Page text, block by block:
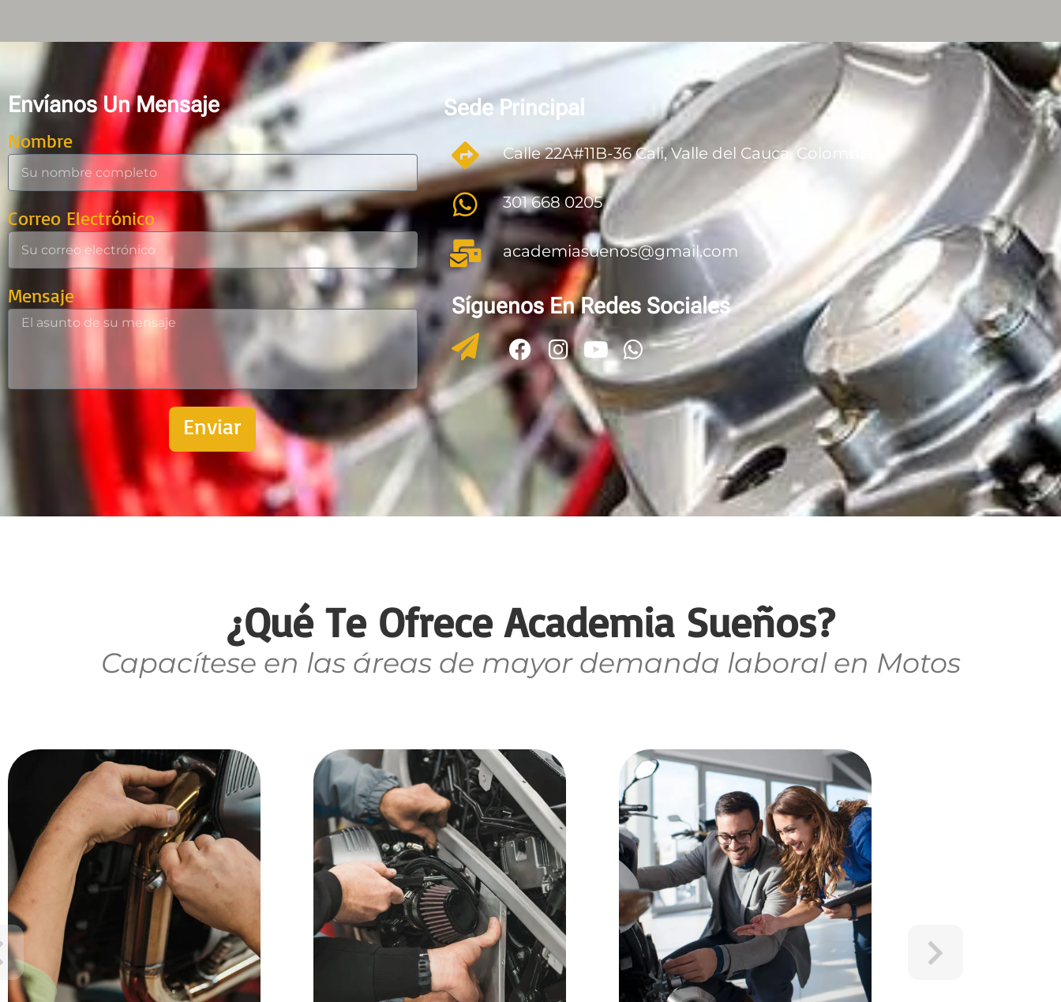
Envíanos Un Mensaje
Nombre
Correo Electrónico
Mensaje
Enviar
Sede Principal
Calle 22A#11B-36 Cali, Valle del Cauca, Colombia.
301 668 0205
academiasuenos@gmail.com
Síguenos En Redes Sociales
¿Qué Te Ofrece Academia Sueños?
Capacítese en las áreas de mayor demanda laboral en Motos